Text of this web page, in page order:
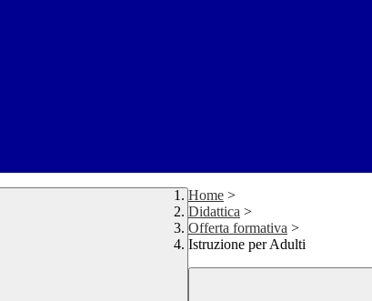
Home >
Didattica >
Offerta formativa >
Istruzione per Adulti